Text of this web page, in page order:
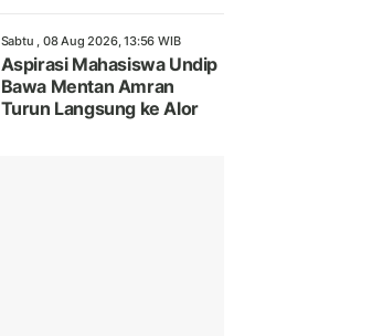
Sabtu , 08 Aug 2026, 13:56 WIB
Aspirasi Mahasiswa Undip
Bawa Mentan Amran
Turun Langsung ke Alor